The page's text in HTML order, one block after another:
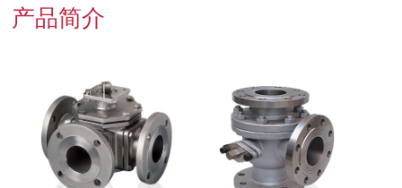
产品简介